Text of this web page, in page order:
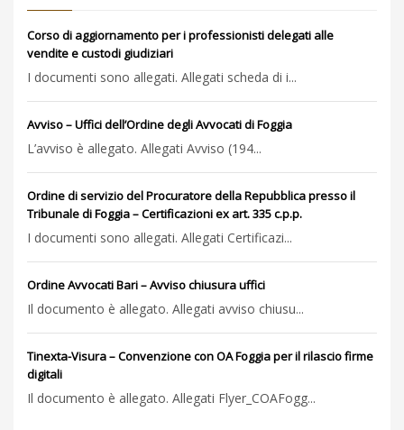
Corso di aggiornamento per i professionisti delegati alle
vendite e custodi giudiziari
I documenti sono allegati. Allegati scheda di i...
Avviso – Uffici dell’Ordine degli Avvocati di Foggia
L’avviso è allegato. Allegati Avviso (194...
Ordine di servizio del Procuratore della Repubblica presso il
Tribunale di Foggia – Certificazioni ex art. 335 c.p.p.
I documenti sono allegati. Allegati Certificazi...
Ordine Avvocati Bari – Avviso chiusura uffici
Il documento è allegato. Allegati avviso chiusu...
Tinexta-Visura – Convenzione con OA Foggia per il rilascio firme
digitali
Il documento è allegato. Allegati Flyer_COAFogg...